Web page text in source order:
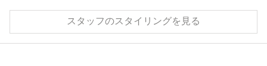
スタッフのスタイリングを見る